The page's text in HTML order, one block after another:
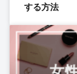
する方法